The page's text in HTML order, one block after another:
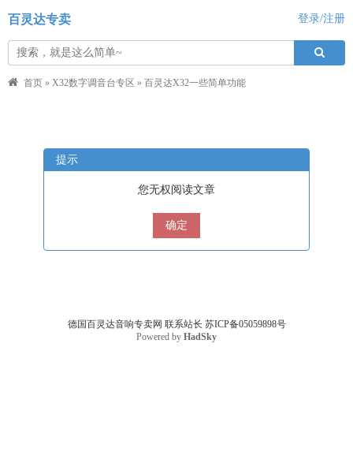
百灵达专卖 登录/注册
首页 » X32数字调音台专区 » 百灵达X32一些简单功能
提示
您无权阅读文章
确定
德国百灵达音响专卖网 联系站长 苏ICP备05059898号
Powered by HadSky